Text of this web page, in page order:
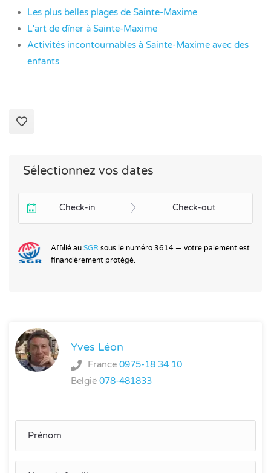
Les plus belles plages de Sainte-Maxime
L'art de dîner à Sainte-Maxime
Activités incontournables à Sainte-Maxime avec des
enfants
Sélectionnez vos dates
Check-in Check-out
Affilié au SGR sous le numéro 3614 — votre paiement est
financièrement protégé.
Yves Léon
France 0975-18 34 10
België 078-481833